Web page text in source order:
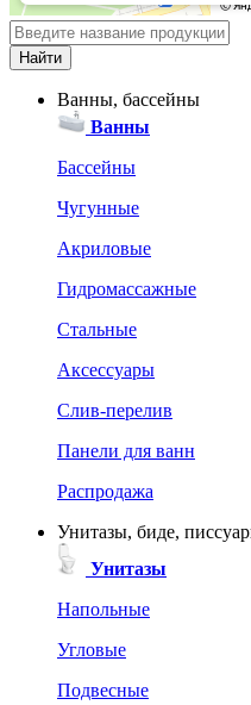
Ванны, бассейны
Ванны
Бассейны
Чугунные
Акриловые
Гидромассажные
Стальные
Аксессуары
Слив-перелив
Панели для ванн
Распродажа
Унитазы, биде,
Унитазы
Напольные
Угловые
Подвесные